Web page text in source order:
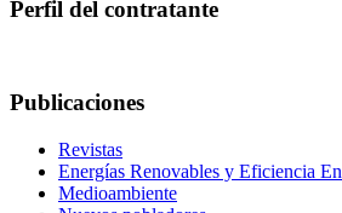
Perfil del contratante
Publicaciones
Revistas
Energías Renovables y Eficiencia
Medioambiente